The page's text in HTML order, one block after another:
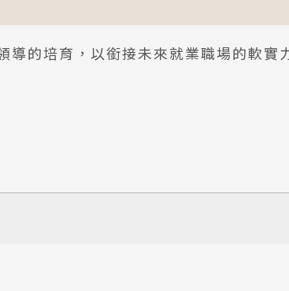
的培育，以銜接未來就業職場的軟實